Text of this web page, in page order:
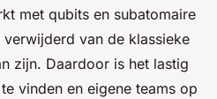
met qubits en subatomaire
van de klassieke
zijn. Daardoor is het lastig
vinden en eigene teams op